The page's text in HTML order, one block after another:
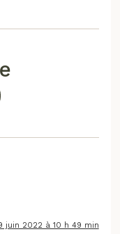
juin 2022 à 10 h 49 min